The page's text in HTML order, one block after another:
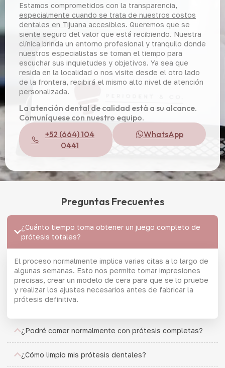
Estamos comprometidos con la transparencia,
especialmente cuando se trata de nuestros costos
dentales en Tijuana accesibles. Queremos que se
siente seguro del valor que está recibiendo. Nuestra
clínica brinda un entorno profesional y tranquilo donde
nuestros especialistas se toman el tiempo para
escuchar sus inquietudes y objetivos. Ya sea que
resida en la localidad o nos visite desde el otro lado
de la frontera, recibirá el mismo alto nivel de atención
personalizada.
La atención dental de calidad está a su alcance.
Comuníquese con nuestro equipo.
+52 (664) 104
0441
WhatsApp
Preguntas Frecuentes
¿Cuánto tiempo toma obtener un juego completo de
prótesis totales?
El proceso normalmente implica varias citas a lo largo de
algunas semanas. Esto nos permite tomar impresiones
precisas, crear un modelo de cera para que se lo pruebe
y realizar los ajustes necesarios antes de fabricar la
prótesis definitiva.
¿Podré comer normalmente con prótesis completas?
¿Cómo limpio mis prótesis dentales?